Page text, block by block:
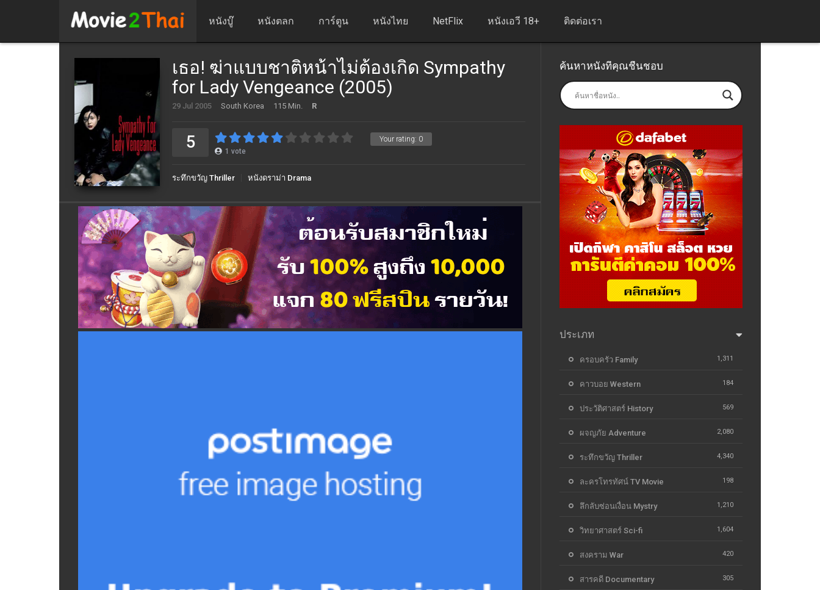
หนังบู๊ หนังตลก การ์ตูน หนังไทย NetFlix หนังเอวี 18+ ติดต่อเรา
เธอ! ฆ่าแบบชาติหน้าไม่ต้องเกิด Sympathy
for Lady Vengeance (2005)
29 Jul 2005 South Korea 115 Min. R
Your rating: 0
5 1 vote
ระทึกขวัญ Thriller หนังดราม่า Drama
ค้นหาหนังที่คุณชื่นชอบ
ประเภท
ครอบครัว Family 1,311
คาวบอย Western 184
ประวัติศาสตร์ History 569
ผจญภัย Adventure 2,080
ระทึกขวัญ Thriller 4,340
ละครโทรทัศน์ TV Movie 198
ลึกลับซ่อนเงื่อน Mystry 1,210
วิทยาศาสตร์ Sci-fi 1,604
สงคราม War 420
สารคดี Documentary 305